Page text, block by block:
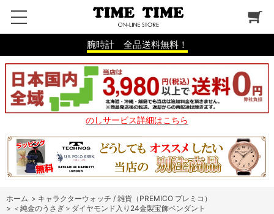
腕時計 全品送料無料！
のしサービス詳細はこちら
ホーム > キャラクターウォッチ / 雑貨（PREMICO プレミコ）
> ＜純金のうさぎ＞ダイヤモンド入り24金製宝飾ペンダント